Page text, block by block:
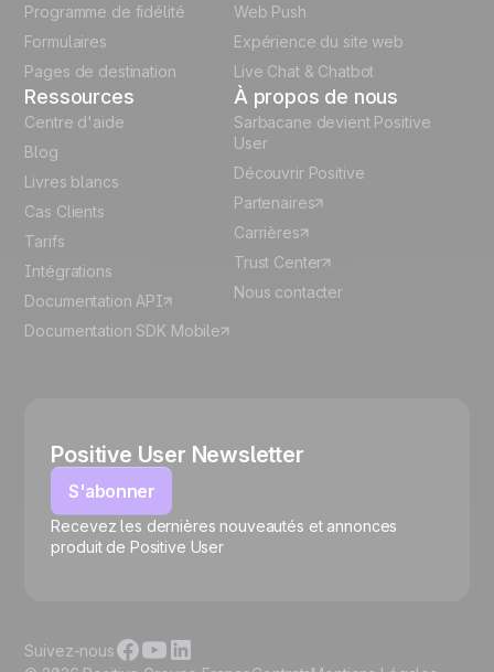
🍪
Programme de fidélité
Formulaires
Pages de destination
Web Push
Expérience du site web
Live Chat & Chatbot
Ressources
Centre d'aide
Blog
Livres blancs
Cas Clients
Tarifs
Intégrations
Documentation API
Documentation SDK Mobile
À propos de nous
Sarbacane devient Positive
User
Découvrir Positive
Partenaires
Carrières
Trust Center
Nous contacter
Positive User Newsletter
S'abonner
Recevez les dernières nouveautés et annonces
produit de Positive User
Suivez-nous